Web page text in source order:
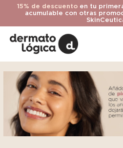
15% de descuentoen tu
acumulable con otras